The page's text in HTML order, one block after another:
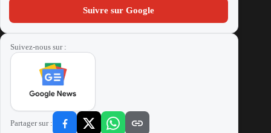
Suivre sur Google
Suivez-nous sur :
Partager sur :